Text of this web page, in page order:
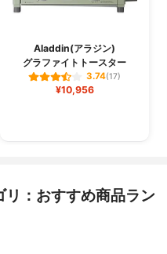
Aladdin(アラジン)
グラファイトトースター
3.74(17)
¥10,956
：おすすめ商品ラン